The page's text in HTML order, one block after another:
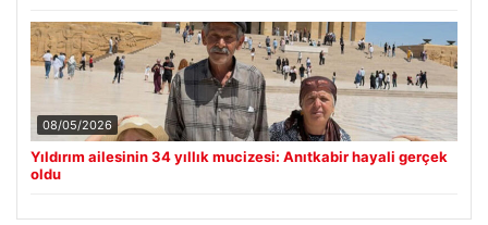
08/05/2026
Yıldırım ailesinin 34 yıllık mucizesi: Anıtkabir hayali gerçek
oldu